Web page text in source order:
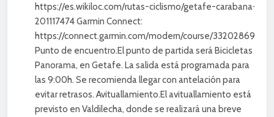
https://es.wikiloc.com/rutas-ciclismo/getafe-carabana-
201117474 Garmin Connect:
https://connect.garmin.com/modern/course/332028697
Punto de encuentro.El punto de partida será Bicicletas
Panorama, en Getafe. La salida está programada para
las 9:00h. Se recomienda llegar con antelación para
evitar retrasos. Avituallamiento.El avituallamiento está
previsto en Valdilecha, donde se realizará una breve